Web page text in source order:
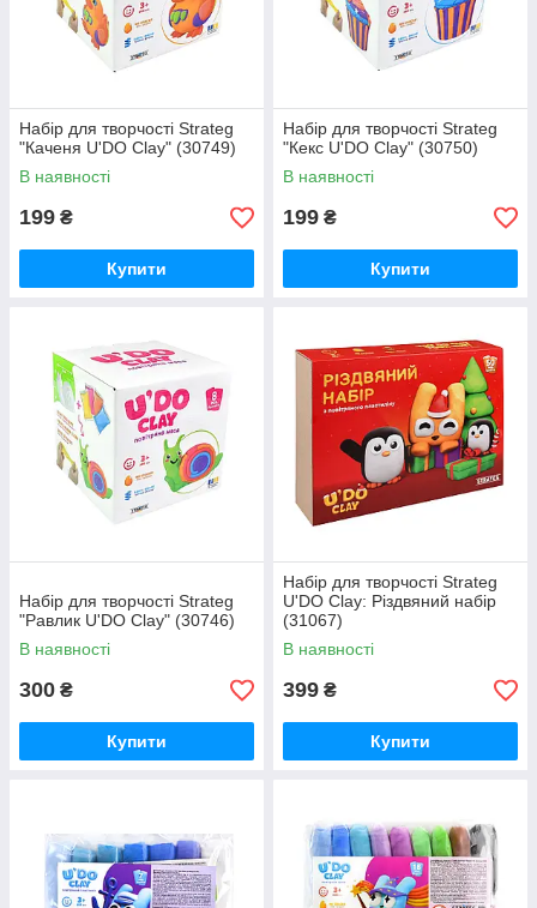
Набір для творчості Strateg
"Каченя U'DO Clay" (30749)
В наявності
199 ₴
Купити
Набір для творчості Strateg
"Кекс U'DO Clay" (30750)
В наявності
199 ₴
Купити
Набір для творчості Strateg
"Равлик U'DO Clay" (30746)
В наявності
300 ₴
Купити
Набір для творчості Strateg
U'DO Clay: Різдвяний набір
(31067)
В наявності
399 ₴
Купити